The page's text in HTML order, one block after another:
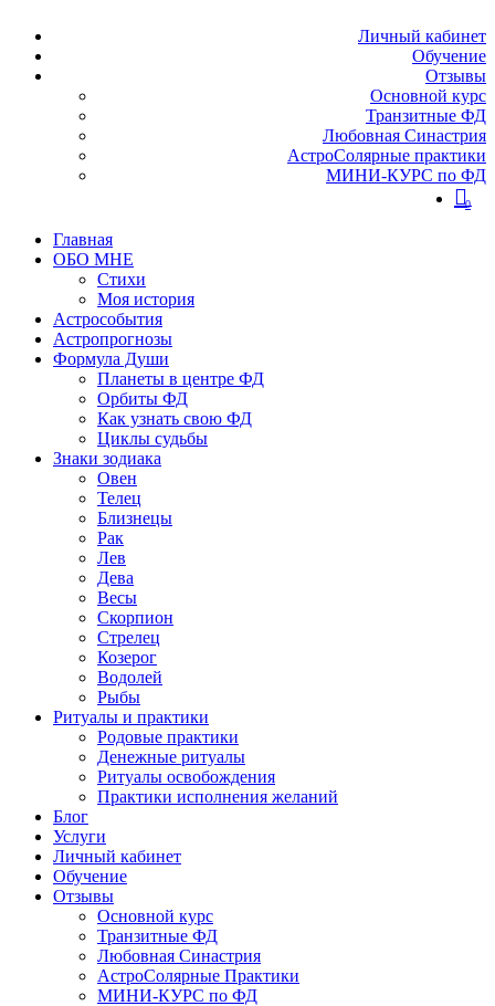
Личный кабинет
Обучение
Отзывы
Основной курс
Транзитные ФД
Любовная Синастрия
АстроСолярные практики
МИНИ-КУРС по ФД
0
Главная
ОБО МНЕ
Стихи
Моя история
Астрособытия
Астропрогнозы
Формула Души
Планеты в центре ФД
Орбиты ФД
Как узнать свою ФД
Циклы судьбы
Знаки зодиака
Овен
Телец
Близнецы
Рак
Лев
Дева
Весы
Скорпион
Стрелец
Козерог
Водолей
Рыбы
Ритуалы и практики
Родовые практики
Денежные ритуалы
Ритуалы освобождения
Практики исполнения желаний
Блог
Услуги
Личный кабинет
Обучение
Отзывы
Основной курс
Транзитные ФД
Любовная Синастрия
АстроСолярные Практики
МИНИ-КУРС по ФД